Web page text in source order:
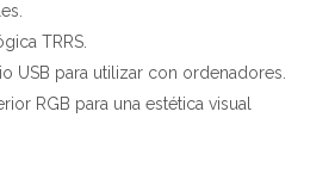
TRRS.
USB para utilizar con ordenadores.
RGB para una estética visual